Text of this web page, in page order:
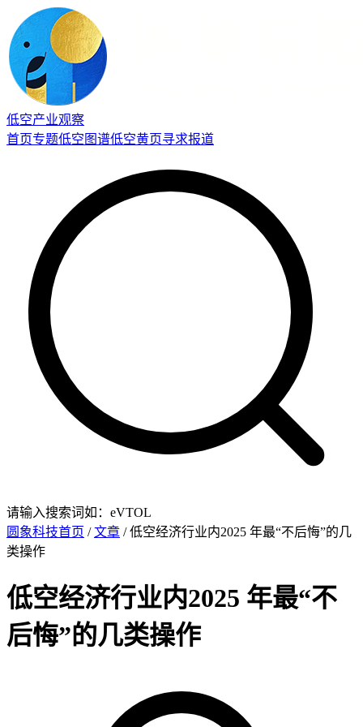
低空产业观察
首页专题低空图谱低空黄页寻求报道
请输入搜索词如：eVTOL
圆象科技首页 /文章 / 低空经济行业内2025 年最“不后悔”的几
类操作
低空经济行业内2025 年最“不
后悔”的几类操作